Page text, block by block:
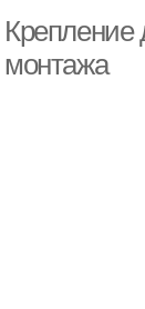
Крепление
монтажа